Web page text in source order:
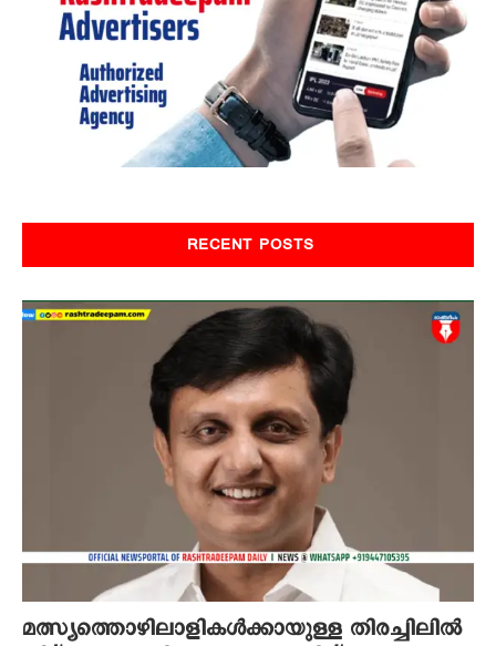
RECENT POSTS
മത്സ്യത്തൊഴിലാളികൾക്കായുള്ള തിരച്ചിലിൽ